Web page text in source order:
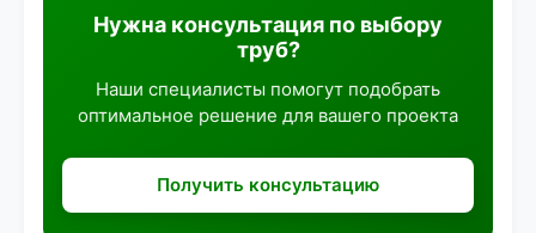
Нужна консультация по выбору
труб?
Наши специалисты помогут подобрать
оптимальное решение для вашего проекта
Получить консультацию